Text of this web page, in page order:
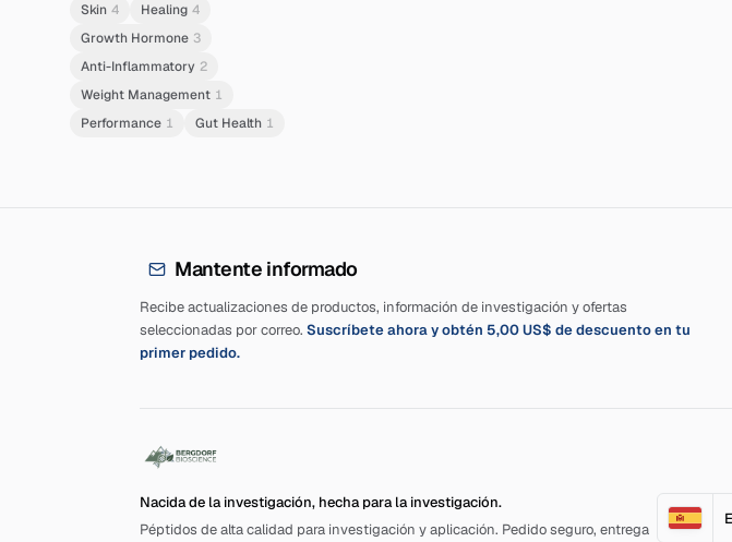
Skin 4 Healing 4
Growth Hormone 3
Anti-Inflammatory 2
Weight Management 1
Performance 1 Gut Health 1
Mantente informado
Recibe actualizaciones de productos, información de investigación y ofertas
seleccionadas por correo. Suscríbete ahora y obtén 5,00 US$ de descuento en tu
primer pedido.
Nacida de la investigación, hecha para la investigación.
Péptidos de alta calidad para investigación y aplicación. Pedido seguro, entrega